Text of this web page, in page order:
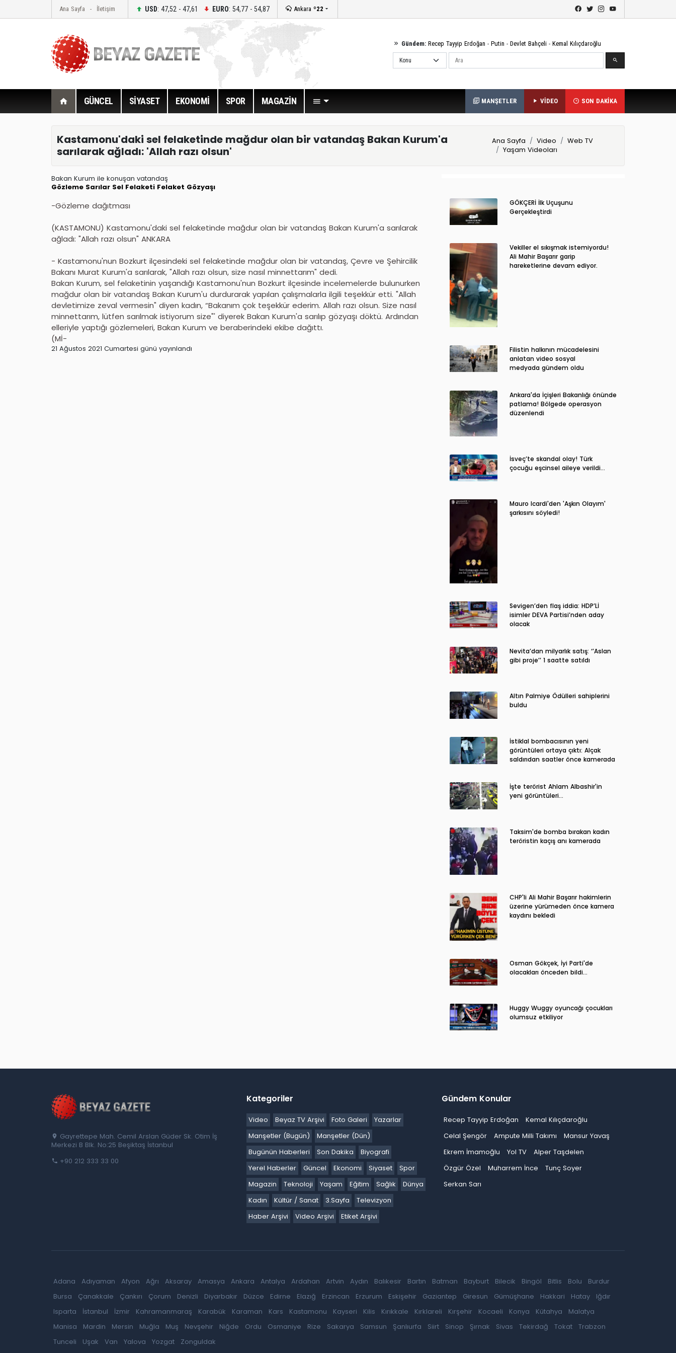
Ana Sayfa İletişim USD: 47,52 - 47,61 EURO: 54,77 - 54,87 Ankara º22
Gündem: Recep Tayyip Erdoğan - Putin - Devlet Bahçeli - Kemal Kılıçdaroğlu
Ara
GÜNCEL SİYASET EKONOMİ SPOR MAGAZİN MANŞETLER VİDEO SON DAKİKA
Kastamonu'daki sel felaketinde mağdur olan bir vatandaş Bakan Kurum'a
sarılarak ağladı: 'Allah razı olsun'
Ana Sayfa Video
Web TV
Yaşam Videoları
Bakan Kurum ile konuşan vatandaş
Gözleme Sarılar Sel Felaketi Felaket Gözyaşı
-Gözleme dağıtması
(KASTAMONU) Kastamonu'daki sel felaketinde mağdur olan bir vatandaş Bakan Kurum'a sarılarak
ağladı: "Allah razı olsun" ANKARA
- Kastamonu'nun Bozkurt ilçesindeki sel felaketinde mağdur olan bir vatandaş, Çevre ve Şehircilik
Bakanı Murat Kurum'a sarılarak, "Allah razı olsun, size nasıl minnettarım" dedi.
Bakan Kurum, sel felaketinin yaşandığı Kastamonu'nun Bozkurt ilçesinde incelemelerde bulunurken
mağdur olan bir vatandaş Bakan Kurum'u durdurarak yapılan çalışmalarla ilgili teşekkür etti. "Allah
devletimize zeval vermesin" diyen kadın, “Bakanım çok teşekkür ederim. Allah razı olsun. Size nasıl
minnettarım, lütfen sarılmak istiyorum size"' diyerek Bakan Kurum'a sarılıp gözyaşı döktü. Ardından
elleriyle yaptığı gözlemeleri, Bakan Kurum ve beraberindeki ekibe dağıttı.
(Mİ-
21 Ağustos 2021 Cumartesi günü yayınlandı
GÖKÇERİ İlk Uçuşunu
Gerçekleştirdi
Vekiller el sıkışmak istemiyordu!
Ali Mahir Başarır garip
hareketlerine devam ediyor.
Filistin halkının mücadelesini
anlatan video sosyal
medyada gündem oldu
Ankara'da İçişleri Bakanlığı önünde
patlama! Bölgede operasyon
düzenlendi
İsveç’te skandal olay! Türk
çocuğu eşcinsel aileye verildi…
Mauro Icardi'den 'Aşkın Olayım'
şarkısını söyledi!
Sevigen’den flaş iddia: HDP’Lİ
isimler DEVA Partisi’nden aday
olacak
Nevita’dan milyarlık satış: ‘’Aslan
gibi proje’’ 1 saatte satıldı
Altın Palmiye Ödülleri sahiplerini
buldu
İstiklal bombacısının yeni
görüntüleri ortaya çıktı: Alçak
saldırıdan saatler önce kamerada
İşte terörist Ahlam Albashir'in
yeni görüntüleri…
Taksim'de bomba bırakan kadın
teröristin kaçış anı kamerada
CHP'li Ali Mahir Başarır hakimlerin
üzerine yürümeden önce kamera
kaydını bekledi
Osman Gökçek, İyi Parti'de
olacakları önceden bildi...
Huggy Wuggy oyuncağı çocukları
olumsuz etkiliyor
Gayrettepe Mah. Cemil Arslan Güder Sk. Otim İş
Merkezi B Blk. No:25 Beşiktaş İstanbul
+90 212 333 33 00
Kategoriler
Video Beyaz TV Arşivi Foto Galeri
Yazarlar
Manşetler (Bugün)
Manşetler (Dün)
Bugünün Haberleri
Son Dakika
Biyografi
Yerel Haberler
Güncel Ekonomi Siyaset
Spor
Magazin
Teknoloji Yaşam Eğitim Sağlık
Dünya
Kadın
Kültür / Sanat 3.Sayfa
Televizyon
Haber Arşivi
Video Arşivi Etiket Arşivi
Gündem Konular
Recep Tayyip Erdoğan
Kemal Kılıçdaroğlu
Celal Şengör
Ampute Milli Takımı
Mansur Yavaş
Ekrem İmamoğlu
Yol TV
Alper Taşdelen
Özgür Özel
Muharrem İnce
Tunç Soyer
Serkan Sarı
Adana Adıyaman Afyon Ağrı Aksaray Amasya Ankara Antalya Ardahan Artvin Aydın Balıkesir Bartın Batman Bayburt Bilecik Bingöl Bitlis Bolu
Burdur
Bursa
Çanakkale Çankırı Çorum Denizli Diyarbakır Düzce Edirne Elazığ Erzincan Erzurum Eskişehir Gaziantep Giresun Gümüşhane Hakkari Hatay
Iğdır
Isparta
İstanbul İzmir Kahramanmaraş Karabük Karaman Kars Kastamonu Kayseri Kilis Kırıkkale Kırklareli Kırşehir Kocaeli Konya Kütahya
Malatya
Manisa
Mardin Mersin Muğla Muş Nevşehir Niğde Ordu Osmaniye Rize Sakarya Samsun Şanlıurfa Siirt Sinop Şırnak Sivas Tekirdağ Tokat
Trabzon
Tunceli
Uşak Van Yalova Yozgat Zonguldak